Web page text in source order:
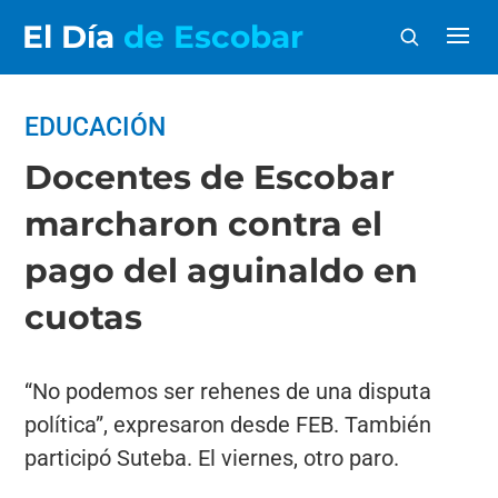
El Día de Escobar
EDUCACIÓN
Docentes de Escobar
marcharon contra el
pago del aguinaldo en
cuotas
“No podemos ser rehenes de una disputa
política”, expresaron desde FEB. También
participó Suteba. El viernes, otro paro.